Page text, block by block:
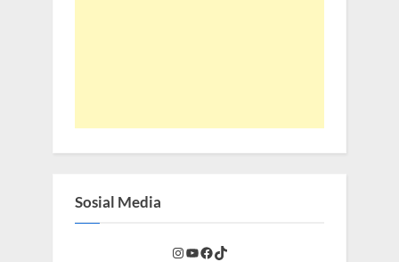
Sosial Media
Instagram
YouTube
Facebook
TikTok